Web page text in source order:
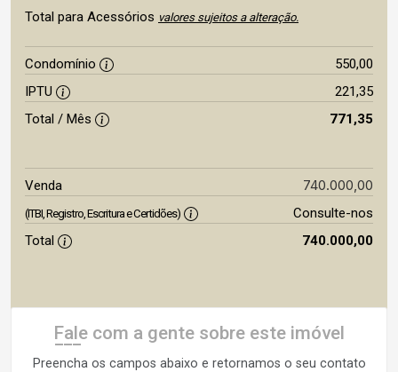
Total para Acessórios valores sujeitos a alteração.
Condomínio
550,00
IPTU
221,35
Total / Mês
771,35
Venda 740.000,00
(ITBI, Registro, Escritura e Certidões)
Consulte-nos
Total
740.000,00
Fale com a gente sobre este imóvel
Preencha os campos abaixo e retornamos o seu contato